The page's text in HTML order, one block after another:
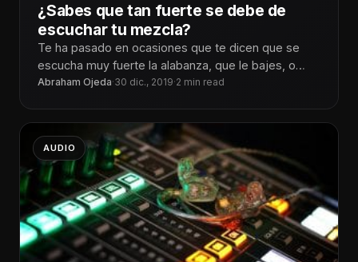
¿Sabes que tan fuerte se debe de
escuchar tu mezcla?
Te ha pasado en ocasiones que te dicen que se
escucha muy fuerte la alabanza, que le bajes, o
algo
Abraham Ojeda·30 dic., 2019·2 min read
AUDIO